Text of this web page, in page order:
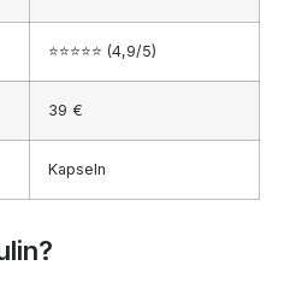
⭐⭐⭐⭐⭐ (4,9/5)
39 €
Kapseln